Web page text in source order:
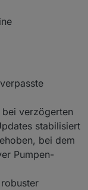
verzögerten
stabilisiert
bei dem
Pumpen-